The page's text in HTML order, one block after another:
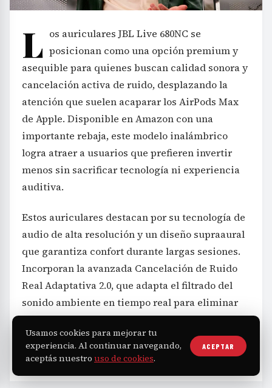
L os auriculares JBL Live 680NC se
posicionan como una opción premium y
asequible para quienes buscan calidad sonora y
cancelación activa de ruido, desplazando la
atención que suelen acaparar los AirPods Max
de Apple. Disponible en Amazon con una
importante rebaja, este modelo inalámbrico
logra atraer a usuarios que prefieren invertir
menos sin sacrificar tecnología ni experiencia
auditiva.
Estos auriculares destacan por su tecnología de
audio de alta resolución y un diseño supraaural
que garantiza confort durante largas sesiones.
Incorporan la avanzada Cancelación de Ruido
Real Adaptativa 2.0, que adapta el filtrado del
sonido ambiente en tiempo real para eliminar
molestos ruidos externos tales como el motor de
aviones, el ruido del transporte público o el
bullicio en oficinas.
Usamos cookies para mejorar tu
experiencia. Al continuar navegando,
aceptás nuestro uso de cookies.
ACEPTAR